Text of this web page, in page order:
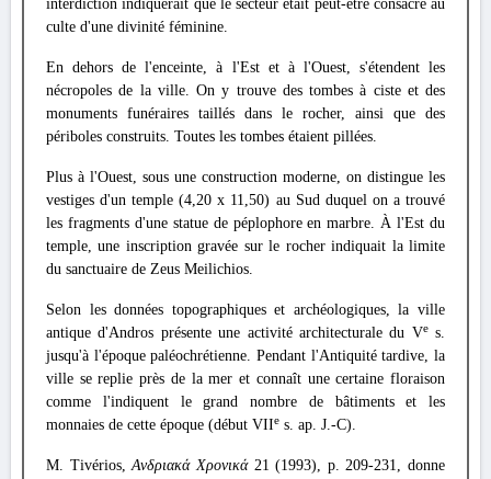
interdiction indiquerait que le secteur était peut-être consacré au
culte d'une divinité féminine.
En dehors de l'enceinte, à l'Est et à l'Ouest, s'étendent les
nécropoles de la ville. On y trouve des tombes à ciste et des
monuments funéraires taillés dans le rocher, ainsi que des
périboles construits. Toutes les tombes étaient pillées.
Plus à l'Ouest, sous une construction moderne, on distingue les
vestiges d'un temple (4,20 x 11,50) au Sud duquel on a trouvé
les fragments d'une statue de péplophore en marbre. À l'Est du
temple, une inscription gravée sur le rocher indiquait la limite
du sanctuaire de Zeus Meilichios.
Selon les données topographiques et archéologiques, la ville
antique d'Andros présente une activité architecturale du Ves.
jusqu'à l'époque paléochrétienne. Pendant l'Antiquité tardive, la
ville se replie près de la mer et connaît une certaine floraison
comme l'indiquent le grand nombre de bâtiments et les
monnaies de cette époque (début VIIe s. ap. J.-C).
M. Tivérios,Ανδριακά Χρονικά21 (1993), p. 209-231, donne